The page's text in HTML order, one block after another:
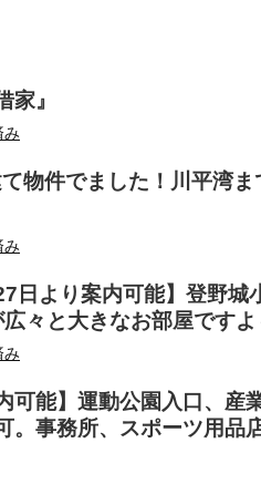
家』
み
物件でました！川平湾ま
み
日より案内可能】登野
々と大きなお部屋ですよ
み
可能】運動公園入口、産
。事務所、スポーツ用品